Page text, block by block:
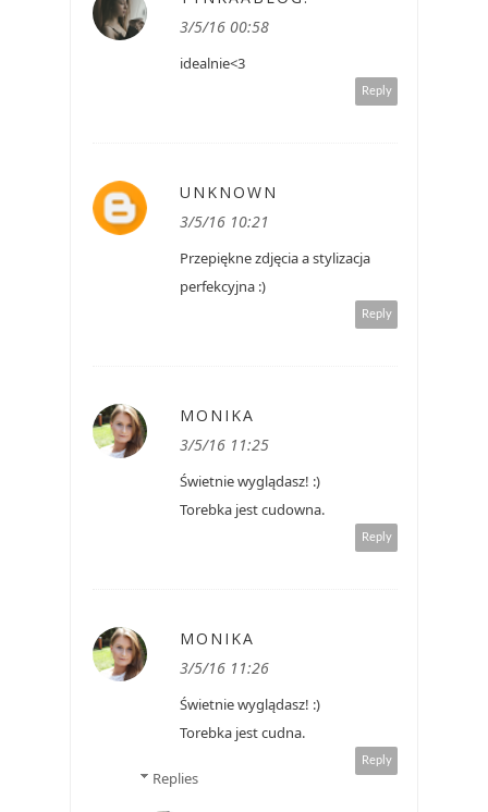
3/5/16 00:58
idealnie<3
Reply
UNKNOWN
3/5/16 10:21
Przepiękne zdjęcia a stylizacja
perfekcyjna :)
Reply
MONIKA
3/5/16 11:25
Świetnie wyglądasz! :)
Torebka jest cudowna.
Reply
MONIKA
3/5/16 11:26
Świetnie wyglądasz! :)
Torebka jest cudna.
Reply
Replies